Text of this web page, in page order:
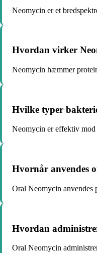
Neomycin er et
Hvordan virker
Neomycin hæmmer
Hvilke typer
Neomycin er effektiv mod
Hvornår anvendes
Oral Neomycin anvendes
Hvordan
Oral Neomycin